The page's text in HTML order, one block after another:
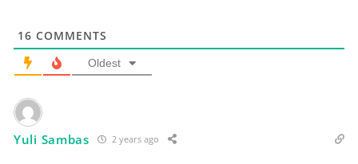
16 COMMENTS
Oldest
Yuli Sambas 2 years ago